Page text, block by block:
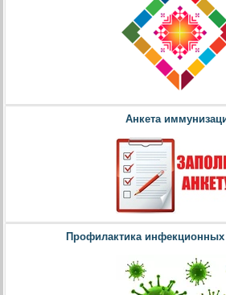
Анкета
Профилактика инфекционных